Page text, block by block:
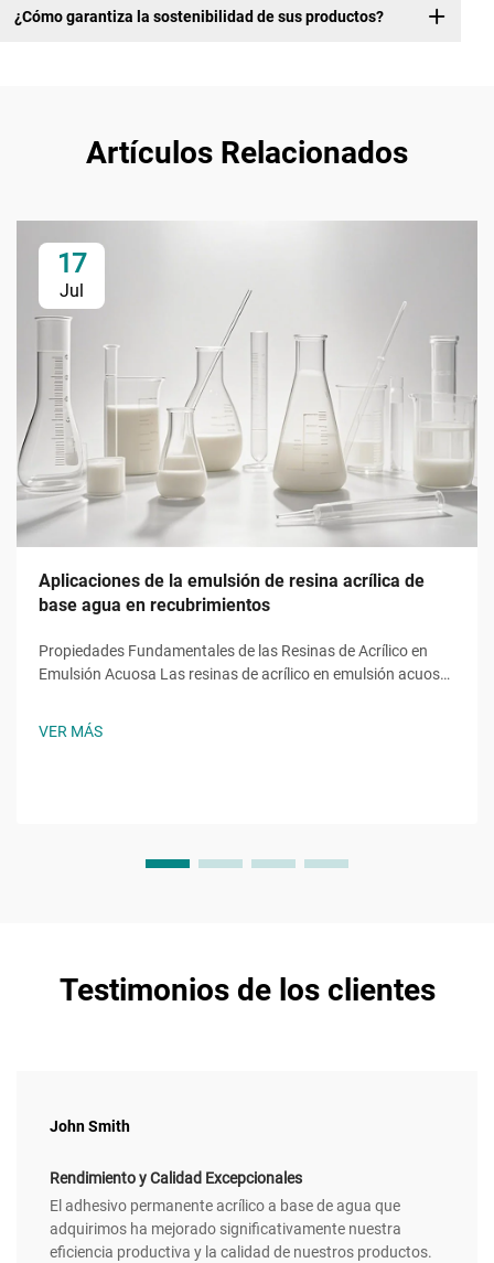
¿Cómo garantiza la sostenibilidad de sus productos?
Artículos Relacionados
17
Jul
Aplicaciones de la emulsión de resina acrílica de
base agua en recubrimientos
Propiedades Fundamentales de las Resinas de Acrílico en
Emulsión Acuosa Las resinas de acrílico en emulsión acuosa
específicos, como el acrilato de 2-etilhexilo (2EHA). Este
VER MÁS
Testimonios de los clientes
John Smith
Rendimiento y Calidad Excepcionales
El adhesivo permanente acrílico a base de agua que
adquirimos ha mejorado significativamente nuestra
eficiencia productiva y la calidad de nuestros productos.